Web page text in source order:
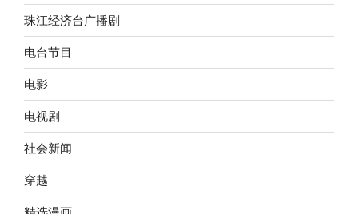
珠江经济台广播剧
电台节目
电影
电视剧
社会新闻
穿越